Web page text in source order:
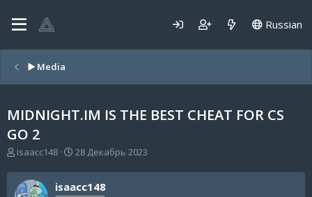
Russian
▶️ Media
MIDNIGHT.IM IS THE BEST CHEAT FOR CS
GO 2
А
т
о
isaacc148
Д
т
а
28 Декабрь 2023
isaacc148